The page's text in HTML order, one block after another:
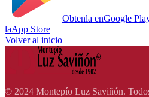
Obtenla enGoogle
laApp Store
Volver al inicio
© 2024 Montepío Luz Saviñón.